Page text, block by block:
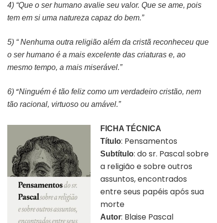
4) “Que o ser humano avalie seu valor. Que se ame, pois
tem em si uma natureza capaz do bem.”
5) “ Nenhuma outra religião além da cristã reconheceu que
o ser humano é a mais excelente das criaturas e, ao
mesmo tempo, a mais miserável.”
6) “Ninguém é tão feliz como um verdadeiro cristão, nem
tão racional, virtuoso ou amável.”
FICHA TÉCNICA
Título: Pensamentos
Subtítulo: do sr. Pascal sobre
a religião e sobre outros
assuntos, encontrados
entre seus papéis após sua
morte
Autor: Blaise Pascal